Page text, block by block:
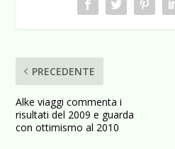
PRECEDENTE
Alke viaggi commenta i
risultati del 2009 e guarda
con ottimismo al 2010